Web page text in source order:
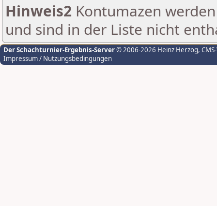
Hinweis2 Kontumazen
und sind in der Liste nicht
Der Schachturnier-Ergebnis-Server© 2006-2026 Heinz Herzog,
Impressum / Nutzungsbedingungen